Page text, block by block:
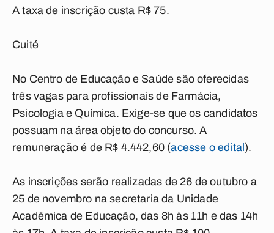
A taxa de inscrição custa R$ 75.
Cuité
No Centro de Educação e Saúde são oferecidas
três vagas para profissionais de Farmácia,
Psicologia e Química. Exige-se que os candidatos
possuam na área objeto do concurso. A
remuneração é de R$ 4.442,60 (acesse o edital ).
As inscrições serão realizadas de 26 de outubro a
25 de novembro na secretaria da Unidade
Acadêmica de Educação, das 8h às 11h e das 14h